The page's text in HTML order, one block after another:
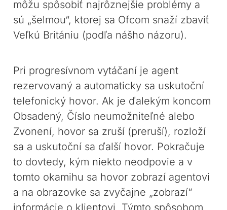
môžu spôsobiť najrôznejšie problémy a
sú „šelmou“, ktorej sa Ofcom snaží zbaviť
Veľkú Britániu (podľa nášho názoru).
Pri progresívnom vytáčaní je agent
rezervovaný a automaticky sa uskutoční
telefonický hovor. Ak je ďalekým koncom
Obsadený, Číslo neumožniteľné alebo
Zvonení, hovor sa zruší (preruší), rozloží
sa a uskutoční sa ďalší hovor. Pokračuje
to dovtedy, kým niekto neodpovie a v
tomto okamihu sa hovor zobrazí agentovi
a na obrazovke sa zvyčajne „zobrazí“
informácie o klientovi. Týmto spôsobom